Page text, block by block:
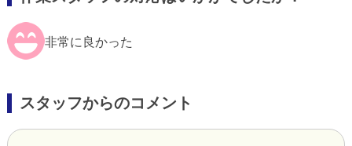
非常に良かった
スタッフからのコメント